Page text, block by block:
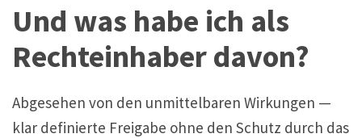
Und was habe ich als
Rechteinhaber davon?
Abgesehen von den unmittelbaren Wirkungen —
klar definierte Freigabe ohne den Schutz durch das